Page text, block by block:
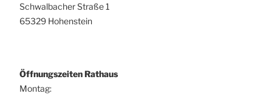
Schwalbacher Straße 1
65329 Hohenstein
Öffnungszeiten Rathaus
Montag: